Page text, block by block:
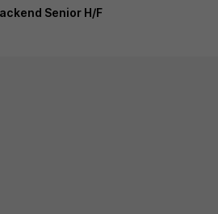
Senior H/F